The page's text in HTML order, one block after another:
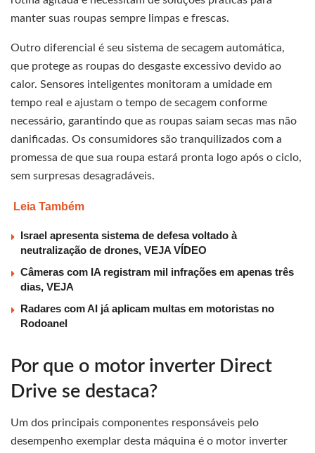
manter suas roupas sempre limpas e frescas.
Outro diferencial é seu sistema de secagem automática,
que protege as roupas do desgaste excessivo devido ao
calor. Sensores inteligentes monitoram a umidade em
tempo real e ajustam o tempo de secagem conforme
necessário, garantindo que as roupas saiam secas mas não
danificadas. Os consumidores são tranquilizados com a
promessa de que sua roupa estará pronta logo após o ciclo,
sem surpresas desagradáveis.
Leia Também
Israel apresenta sistema de defesa voltado à
neutralização de drones, VEJA VÍDEO
Câmeras com IA registram mil infrações em apenas três
dias, VEJA
Radares com AI já aplicam multas em motoristas no
Rodoanel
Por que o motor inverter Direct
Drive se destaca?
Um dos principais componentes responsáveis pelo
desempenho exemplar desta máquina é o motor inverter